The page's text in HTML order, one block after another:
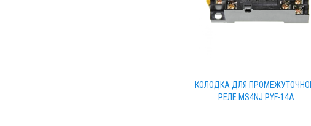
КОЛОДКА ДЛЯ
РЕЛЕ MS4NJ РYF-14A